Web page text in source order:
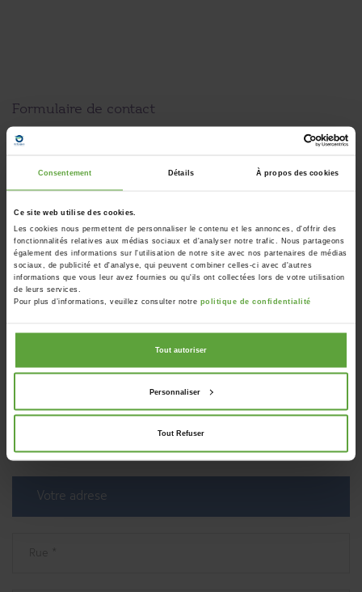
Consentement Détails À propos des cookies
Ce site web utilise des cookies.
Les cookies nous permettent de personnaliser le contenu et les annonces, d'offrir des
fonctionnalités relatives aux médias sociaux et d'analyser notre trafic. Nous partageons
également des informations sur l'utilisation de notre site avec nos partenaires de médias
sociaux, de publicité et d'analyse, qui peuvent combiner celles-ci avec d'autres
informations que vous leur avez fournies ou qu'ils ont collectées lors de votre utilisation
de leurs services.
Pour plus d’informations, veuillez consulter notre politique de confidentialité
Tout autoriser
Personnaliser
Tout Refuser
Formulaire de contact
Votre adrese